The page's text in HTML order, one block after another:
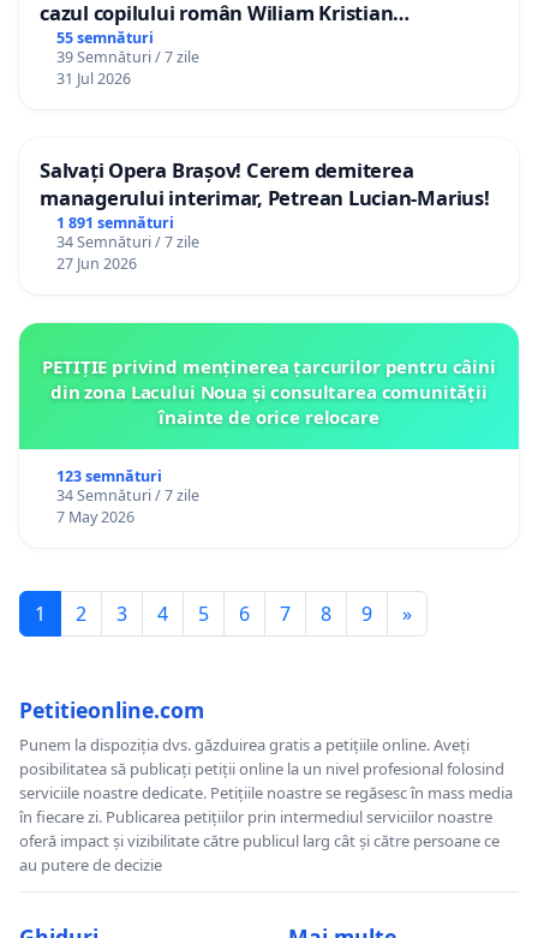
cazul copilului român Wiliam Kristian
Gheorghe, aflat în plasament în Danemarca de
12 ani
55 semnături
39 Semnături / 7 zile
31 Jul 2026
Salvați Opera Brașov! Cerem demiterea
managerului interimar, Petrean Lucian-Marius!
1 891 semnături
34 Semnături / 7 zile
27 Jun 2026
PETIȚIE privind menținerea țarcurilor pentru câini
din zona Lacului Noua și consultarea comunității
înainte de orice relocare
123 semnături
34 Semnături / 7 zile
7 May 2026
1 2 3 4 5 6 7 8 9 »
Petitieonline.com
Punem la dispoziția dvs. găzduirea gratis a petițiile online. Aveți
posibilitatea să publicați petiții online la un nivel profesional folosind
serviciile noastre dedicate. Petițiile noastre se regăsesc în mass media
în fiecare zi. Publicarea petițiilor prin intermediul serviciilor noastre
oferă impact și vizibilitate către publicul larg cât și către persoane ce
au putere de decizie